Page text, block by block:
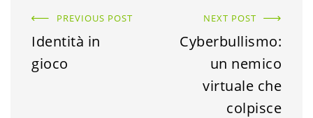
PREVIOUS POST
Identità in
gioco
NEXT POST
Cyberbullismo:
un nemico
virtuale che
colpisce